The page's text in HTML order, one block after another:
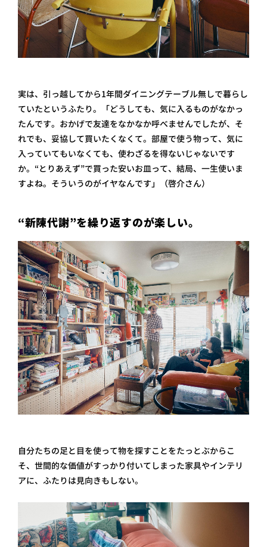
実は、引っ越してから1年間ダイニングテーブル無しで暮らし
ていたというふたり。「どうしても、気に入るものがなかっ
たんです。おかげで友達をなかなか呼べませんでしたが、そ
れでも、妥協して買いたくなくて。部屋で使う物って、気に
入っていてもいなくても、使わざるを得ないじゃないです
か。“とりあえず”で買った安いお皿って、結局、一生使いま
すよね。そういうのがイヤなんです」（啓介さん）
“新陳代謝”を繰り返すのが楽しい。
自分たちの足と目を使って物を探すことをたっとぶからこ
そ、世間的な価値がすっかり付いてしまった家具やインテリ
アに、ふたりは見向きもしない。